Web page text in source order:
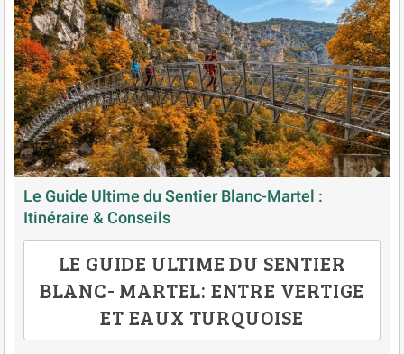
Le Guide Ultime du Sentier Blanc-Martel :
Itinéraire & Conseils
LE GUIDE ULTIME DU SENTIER
BLANC- MARTEL: ENTRE VERTIGE
ET EAUX TURQUOISE